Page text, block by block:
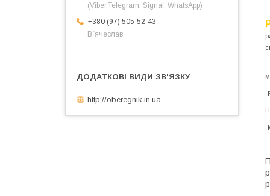
(Viber,Telegram, Signal, WhatsApp)
+380 (97) 505-52-43
В`ячеслав
http://oberegnik.in.ua